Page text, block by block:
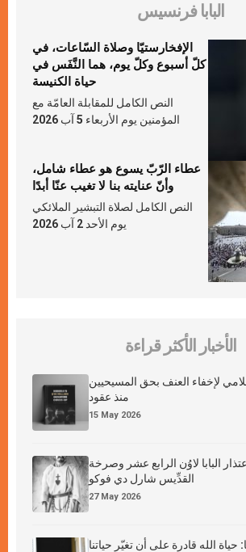
البابا فرنسيس
الإفخارستيّا وصلاة السّاعات، في
كلّ أسبوع وكلّ يوم، هما النَّفَس في
حياة الكنيسة
النص الكامل للمقابلة العامّة مع
المؤمنين يوم الأربعاء 5 آب 2026
عطاء الرّبّ يسوع هو عطاء شامل،
وأنّ عنايته بنا لا تغيب عنّا أبدًا
النص الكامل لصلاة التبشير الملائكي
يوم الأحد 2 آب 2026
الأخبار الأكثر قراءة
لإخفاء العنف بحق المسيحيين
منذ عقود
15 May 2026
البابا لاوُن الرابع عشر وصرخة
القدِّيس شارل دي فوكو
27 May 2026
حياة الله قادرة على أن تغيّر حياتنا